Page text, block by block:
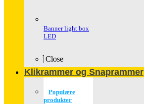
Banner light box
LED
Close
Klikrammer og Snaprammer
Populære
produkter